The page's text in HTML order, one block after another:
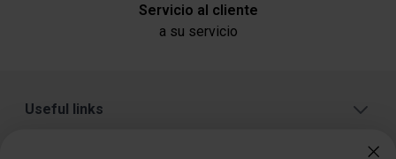
Servicio al cliente
a su servicio
Useful links